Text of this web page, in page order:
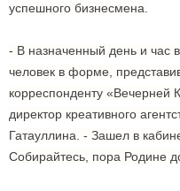
успешного бизнесмена.
- В назначенный день и час
человек в форме,
корреспонденту «Вечерней
директор креативного
Гатауллина. - Зашел в
Собирайтесь, пора Родине